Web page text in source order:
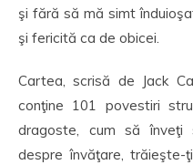
şi fără să mă simt
şi fericită ca de obicei.
Cartea, scrisă de Jack
conţine 101 povestiri
dragoste, cum să înveţi
despre învăţare, trăieşte-